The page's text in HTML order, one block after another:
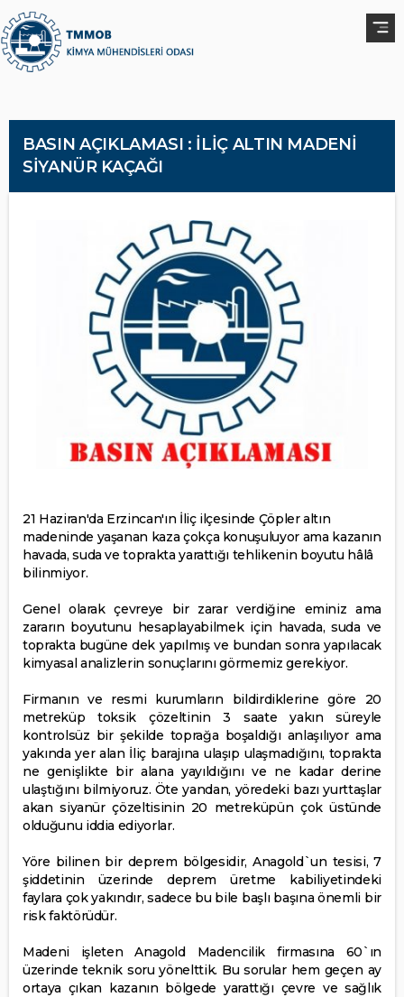
BASIN AÇIKLAMASI : İLİÇ ALTIN MADENİ
SİYANÜR KAÇAĞI
21 Haziran'da Erzincan'ın İliç ilçesinde Çöpler altın
madeninde yaşanan kaza çokça konuşuluyor ama kazanın
havada, suda ve toprakta yarattığı tehlikenin boyutu hâlâ
bilinmiyor.
Genel olarak çevreye bir zarar verdiğine eminiz ama
zararın boyutunu hesaplayabilmek için havada, suda ve
toprakta bugüne dek yapılmış ve bundan sonra yapılacak
kimyasal analizlerin sonuçlarını görmemiz gerekiyor.
Firmanın ve resmi kurumların bildirdiklerine göre 20
metreküp toksik çözeltinin 3 saate yakın süreyle
kontrolsüz bir şekilde toprağa boşaldığı anlaşılıyor ama
yakında yer alan İliç barajına ulaşıp ulaşmadığını, toprakta
ne genişlikte bir alana yayıldığını ve ne kadar derine
ulaştığını bilmiyoruz. Öte yandan, yöredeki bazı yurttaşlar
akan siyanür çözeltisinin 20 metreküpün çok üstünde
olduğunu iddia ediyorlar.
Yöre bilinen bir deprem bölgesidir, Anagold`un tesisi, 7
şiddetinin üzerinde deprem üretme kabiliyetindeki
faylara çok yakındır, sadece bu bile başlı başına önemli bir
risk faktörüdür.
Madeni işleten Anagold Madencilik firmasına 60`ın
üzerinde teknik soru yönelttik. Bu sorular hem geçen ay
ortaya çıkan kazanın bölgede yarattığı çevre ve sağlık